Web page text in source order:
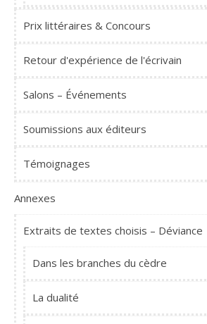
Prix littéraires & Concours
Retour d'expérience de l'écrivain
Salons – Événements
Soumissions aux éditeurs
Témoignages
Annexes
Extraits de textes choisis – Déviance
Dans les branches du cèdre
La dualité